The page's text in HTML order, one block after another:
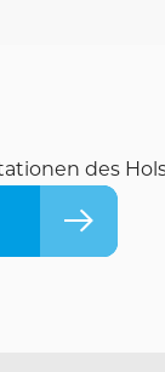
des